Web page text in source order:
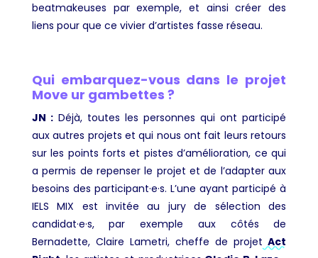
beatmakeuses par exemple, et ainsi créer des
liens pour que ce vivier d’artistes fasse réseau.
Qui embarquez-vous dans le projet
Move ur gambettes ?
JN :Déjà, toutes les personnes qui ont participé
aux autres projets et qui nous ont fait leurs retours
sur les points forts et pistes d’amélioration, ce qui
a permis de repenser le projet et de l’adapter aux
besoins des participant·e·s. L’une ayant participé à
IELS MIX est invitée au jury de sélection des
candidat·e·s, par exemple aux côtés de
Bernadette, Claire Lametri, cheffe de projet Act